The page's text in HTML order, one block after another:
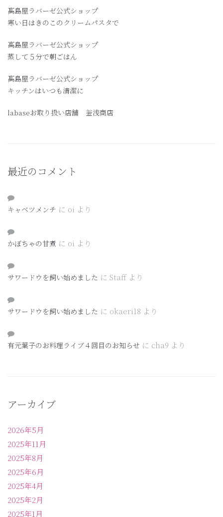
髙島屋ラバーゼ公式ショップ
寒い日はきのこのクリームパスタで
高島屋ラバーゼ公式ショップ
蒸して５分で朝ごはん
髙島屋ラバーゼ公式ショップ
キッチンはいつも清潔に
labaseお取り扱い店舗 釡浅商店
最近のコメント
キャベツメンチ に oi より
かぼちゃの甘煮 に oi より
サワードウを飼い始めました に Staffより
サワードウを飼い始めました に okaeri18 より
有元葉子のお料理ライブ４回目のお知らせ に cha9 より
アーカイブ
2026年5月
2025年11月
2025年8月
2025年6月
2025年4月
2025年2月
2025年1月